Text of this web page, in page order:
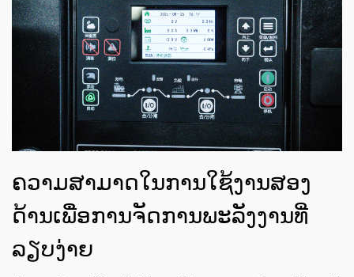
ຄວາມສາມາດໃນການໃຊ້ງານສອງ
ດ້ານເພື່ອການຈັດການພະລັງງານທີ່
ລຽບງ່າຍ